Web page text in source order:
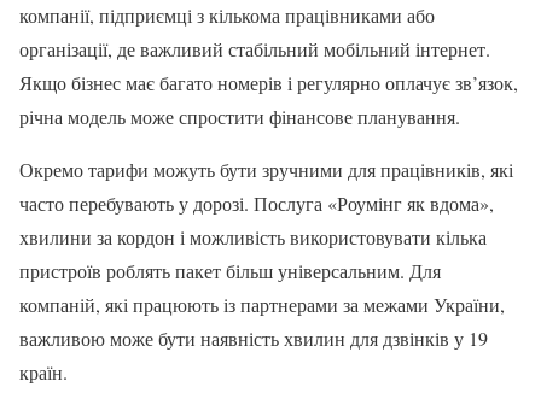
компанії, підприємці з кількома працівниками або
організації, де важливий стабільний мобільний інтернет.
Якщо бізнес має багато номерів і регулярно оплачує зв’язок,
річна модель може спростити фінансове планування.
Окремо тарифи можуть бути зручними для працівників, які
часто перебувають у дорозі. Послуга «Роумінг як вдома»,
хвилини за кордон і можливість використовувати кілька
пристроїв роблять пакет більш універсальним. Для
компаній, які працюють із партнерами за межами України,
важливою може бути наявність хвилин для дзвінків у 19
країн.